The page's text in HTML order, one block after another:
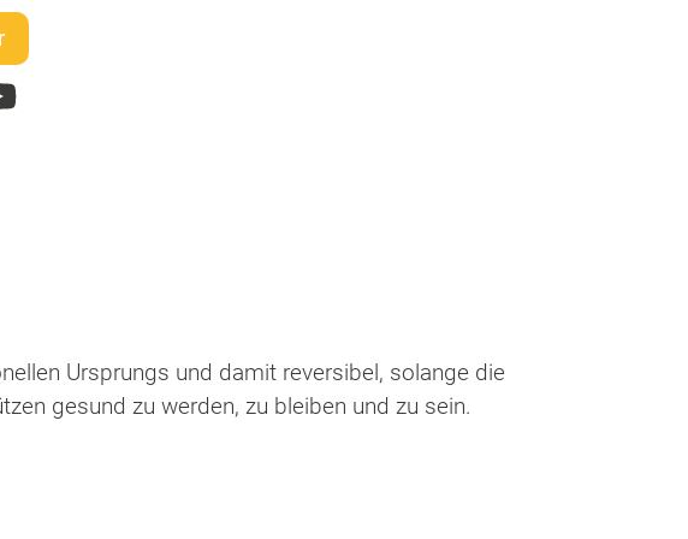
Ursprungs und damit reversibel, solange die
gesund zu werden, zu bleiben und zu sein.